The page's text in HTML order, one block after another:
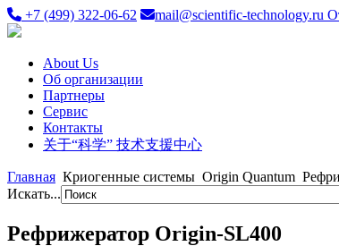
+7 (499) 322-06-62 mail@scientific-technology.ru
About Us
Об организации
Партнеры
Сервис
Контакты
关于“科学” 技术支援中心
Главная Криогенные системы Origin Quantum
Искать...
Рефрижератор Origin-SL400